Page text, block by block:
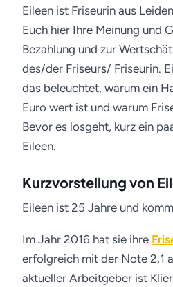
Eileen ist Friseurin aus
Euch hier Ihre Meinung und
Bezahlung und zur
des/der Friseurs/ Friseurin.
das beleuchtet, warum ein
Euro wert ist und warum
Bevor es losgeht, kurz ein
Eileen.
Kurzvorstellung von
Eileen ist 25 Jahre und
Im Jahr 2016 hat sie ihre
erfolgreich mit der Note 2,1
aktueller Arbeitgeber ist